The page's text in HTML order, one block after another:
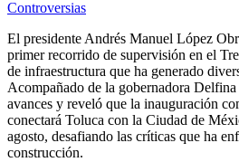
El presidente Andrés Manuel López
primer recorrido de supervisión en el
de infraestructura que ha generado
Acompañado de la gobernadora
avances y reveló que la inauguración
conectará Toluca con la Ciudad de
agosto, desafiando las críticas que ha
construcción.